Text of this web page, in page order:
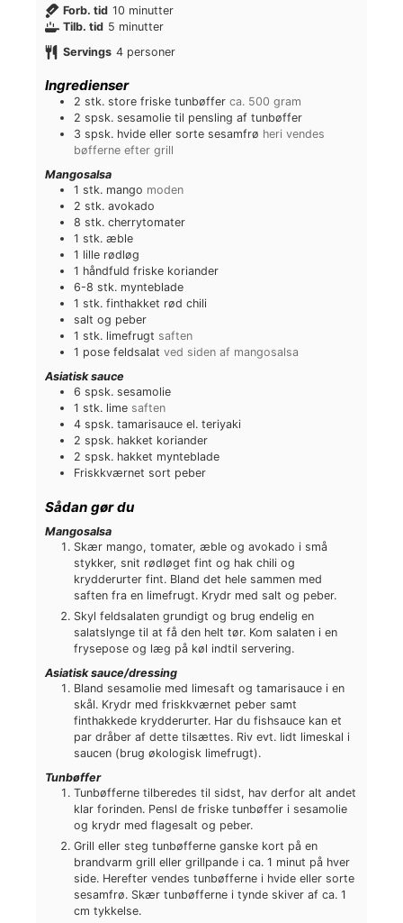
Forb. tid 10 m
i
u
t
e
r
minutter
Tilb. tid 5 m
n
t
t
e
r
minutter
Servings 4 personer
Ingredienser
2 stk. store friske tunbøffer ca. 500 gram
2 spsk. sesamolie til pensling af tunbøffer
3 spsk. hvide eller sorte sesamfrø heri vendes
bøfferne efter grill
Mangosalsa
1 stk. mango moden
2 stk. avokado
8 stk. cherrytomater
1 stk. æble
1 lille rødløg
1 håndfuld friske koriander
6-8 stk. mynteblade
1 stk. finthakket rød chili
salt og peber
1 stk. limefrugt saften
1 pose feldsalat ved siden af mangosalsa
Asiatisk sauce
6 spsk. sesamolie
1 stk. lime saften
4 spsk. tamarisauce el. teriyaki
2 spsk. hakket koriander
2 spsk. hakket mynteblade
Friskkværnet sort peber
Sådan gør du
Mangosalsa
Skær mango, tomater, æble og avokado i små
stykker, snit rødløget fint og hak chili og
krydderurter fint. Bland det hele sammen med
saften fra en limefrugt. Krydr med salt og peber.
Skyl feldsalaten grundigt og brug endelig en
salatslynge til at få den helt tør. Kom salaten i en
frysepose og læg på køl indtil servering.
Asiatisk sauce/dressing
Bland sesamolie med limesaft og tamarisauce i en
skål. Krydr med friskkværnet peber samt
finthakkede krydderurter. Har du fishsauce kan et
par dråber af dette tilsættes. Riv evt. lidt limeskal i
saucen (brug økologisk limefrugt).
Tunbøffer
Tunbøfferne tilberedes til sidst, hav derfor alt andet
klar forinden. Pensl de friske tunbøffer i sesamolie
og krydr med flagesalt og peber.
Grill eller steg tunbøfferne ganske kort på en
brandvarm grill eller grillpande i ca. 1 minut på hver
side. Herefter vendes tunbøfferne i hvide eller sorte
sesamfrø. Skær tunbøfferne i tynde skiver af ca. 1
cm tykkelse.